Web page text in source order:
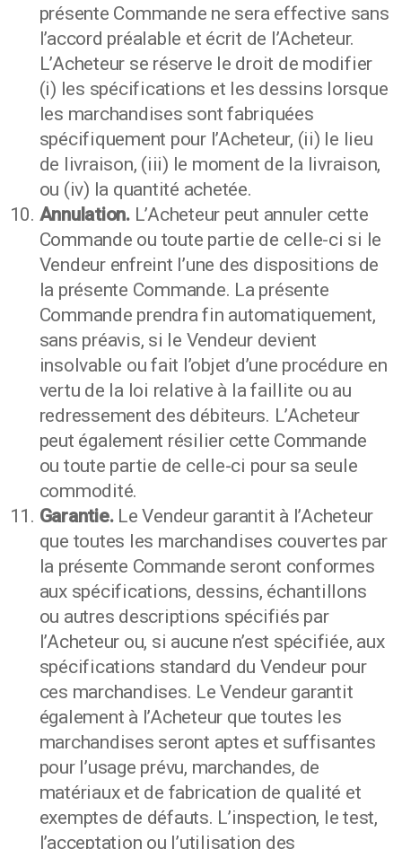
présente Commande ne sera effective sans
l’accord préalable et écrit de l’Acheteur.
L’Acheteur se réserve le droit de modifier
(i) les spécifications et les dessins lorsque
les marchandises sont fabriquées
spécifiquement pour l’Acheteur, (ii) le lieu
de livraison, (iii) le moment de la livraison,
ou (iv) la quantité achetée.
Annulation. L’Acheteur peut annuler cette
Commande ou toute partie de celle-ci si le
Vendeur enfreint l’une des dispositions de
la présente Commande. La présente
Commande prendra fin automatiquement,
sans préavis, si le Vendeur devient
insolvable ou fait l’objet d’une procédure en
vertu de la loi relative à la faillite ou au
redressement des débiteurs. L’Acheteur
peut également résilier cette Commande
ou toute partie de celle-ci pour sa seule
commodité.
Garantie. Le Vendeur garantit à l’Acheteur
que toutes les marchandises couvertes par
la présente Commande seront conformes
aux spécifications, dessins, échantillons
ou autres descriptions spécifiés par
l’Acheteur ou, si aucune n’est spécifiée, aux
spécifications standard du Vendeur pour
ces marchandises. Le Vendeur garantit
également à l’Acheteur que toutes les
marchandises seront aptes et suffisantes
pour l’usage prévu, marchandes, de
matériaux et de fabrication de qualité et
exemptes de défauts. L’inspection, le test,
l’acceptation ou l’utilisation des